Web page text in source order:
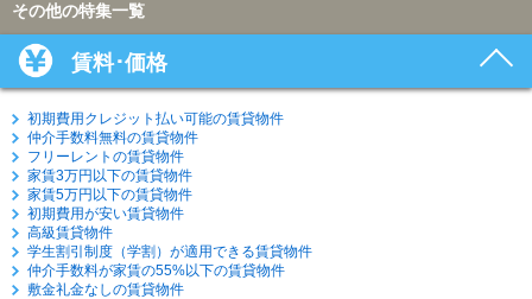
その他の特集一覧
賃料･価格
初期費用クレジット払い可能の賃貸物件
仲介手数料無料の賃貸物件
フリーレントの賃貸物件
家賃3万円以下の賃貸物件
家賃5万円以下の賃貸物件
初期費用が安い賃貸物件
高級賃貸物件
学生割引制度（学割）が適用できる賃貸物件
仲介手数料が家賃の55%以下の賃貸物件
敷金礼金なしの賃貸物件